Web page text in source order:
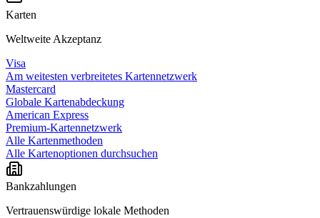
Karten
Weltweite Akzeptanz
Visa
Am weitesten verbreitetes Kartennetzwerk
Mastercard
Globale Kartenabdeckung
American Express
Premium-Kartennetzwerk
Alle Kartenmethoden
Alle Kartenoptionen durchsuchen
Bankzahlungen
Vertrauenswürdige lokale Methoden